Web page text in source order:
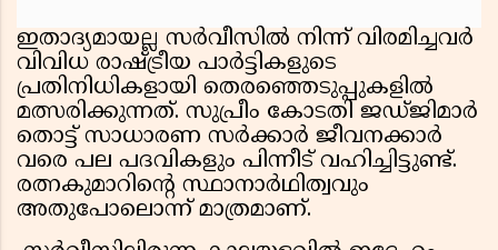
ഇതാദ്യമായല്ല സർവീസിൽ നിന്ന് വിരമിച്ചവർ
വിവിധ രാഷ്ട്രീയ പാർട്ടികളുടെ
പ്രതിനിധികളായി തെരഞ്ഞെടുപ്പുകളിൽ
മത്സരിക്കുന്നത്. സുപ്രീം കോടതി ജഡ്ജിമാർ
തൊട്ട് സാധാരണ സർക്കാർ ജീവനക്കാർ
വരെ പല പദവികളും പിന്നീട് വഹിച്ചിട്ടുണ്ട്.
രത്നകുമാറിന്റെ സ്ഥാനാർഥിത്വവും
അതുപോലൊന്ന് മാത്രമാണ്.